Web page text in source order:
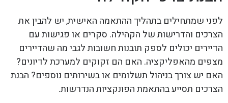
לפני שמתחילים בתהליך ההתאמה האישית, יש להבין את
הצרכים והדרישות של הקהילה. סקרים או פגישות עם
הדיירים יכולים לספק תובנות חשובות לגבי מה שהדיירים
מצפים מהאפליקציה. האם הם זקוקים למערכת לדיונים?
האם יש צורך בניהול תשלומים או בשירותים נוספים? הבנת
הצרכים תסייע בהתאמת הפונקציות הנדרשות.